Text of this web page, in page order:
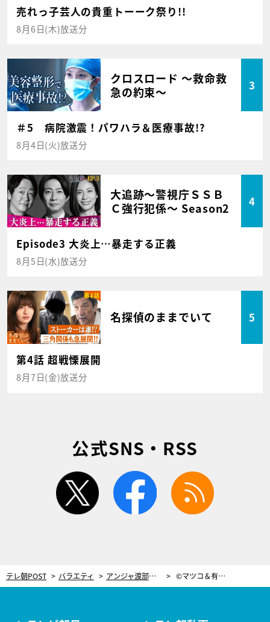
売れっ子芸人の貴重トーーク祭り!!
8月6日(木)放送分
クロスロード ～救命救
急の約束～
3
＃5 病院激震！パワハラ＆医療事故!?
8月4日(火)放送分
大追跡～警視庁ＳＳＢ
Ｃ強行犯係～ Season2
4
Episode3 大炎上…暴走する正義
8月5日(水)放送分
名探偵のままでいて 5
第4話 超戦慄展開
8月7日(金)放送分
公式SNS・RSS
twitter facebook
テレ朝POST バラエティ アンジャ渡部が「盤石の布陣」と自信！“最高の1人前寿司”にマツコ＆有吉悶絶 ©マツコ＆有吉 かりそめ天国